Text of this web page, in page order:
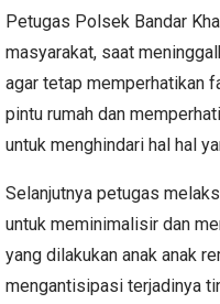
Petugas Polsek Bandar
masyarakat, saat
agar tetap memperhatikan
pintu rumah dan
untuk menghindari hal hal
Selanjutnya petugas
untuk meminimalisir dan
yang dilakukan anak anak
mengantisipasi terjadinya